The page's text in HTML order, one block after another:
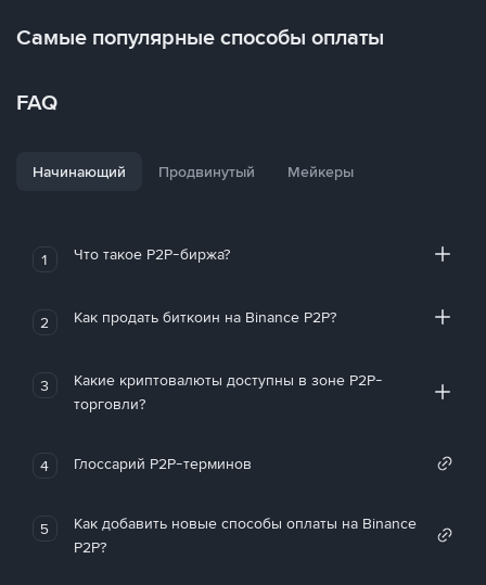
Самые популярные способы оплаты
FAQ
Начинающий Продвинутый Мейкеры
1 Что такое P2P-биржа?
2 Как продать биткоин на Binance P2P?
3
Какие криптовалюты доступны в зоне P2P-
торговли?
4 Глоссарий P2P-терминов
5
Как добавить новые способы оплаты на Binance
P2P?